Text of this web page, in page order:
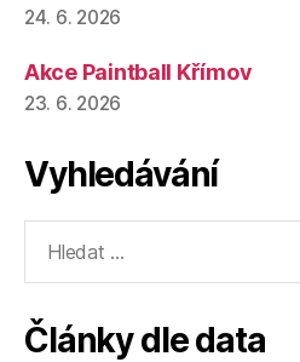
24. 6. 2026
Akce Paintball Křímov
23. 6. 2026
Vyhledávání
vyhledávání:
Články dle data